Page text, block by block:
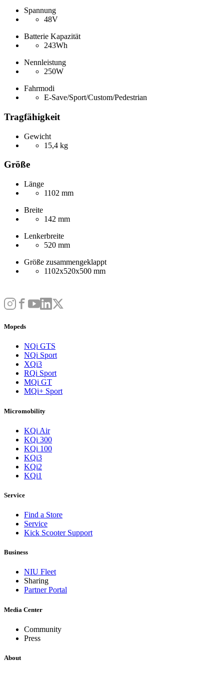
Spannung
48V
Batterie Kapazität
243Wh
Nennleistung
250W
Fahrmodi
E-Save/Sport/Custom/Pedestrian
Tragfähigkeit
Gewicht
15,4 kg
Größe
Länge
1102 mm
Breite
142 mm
Lenkerbreite
520 mm
Größe zusammengeklappt
1102x520x500 mm
Mopeds
NQi GTS
NQi Sport
XQi3
RQi Sport
MQi GT
MQi+ Sport
Micromobility
KQi Air
KQi 300
KQi 100
KQi3
KQi2
KQi1
Service
Find a Store
Service
Kick Scooter Support
Business
NIU Fleet
Sharing
Partner Portal
Media Center
Community
Press
About